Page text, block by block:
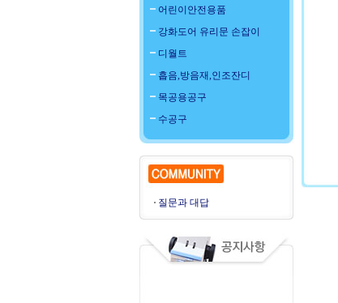
어린이안전용품
강화도어 유리문 손잡이
디월트
흡음,방음재,인조잔디
목공용공구
수공구
질문과 대답